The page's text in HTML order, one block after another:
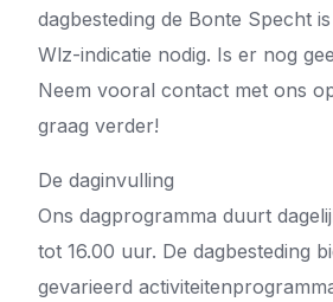
dagbesteding de Bonte Specht
Wlz-indicatie nodig. Is er nog
Neem vooral contact met ons
graag verder!
De daginvulling
Ons dagprogramma duurt
tot 16.00 uur. De dagbesteding
gevarieerd